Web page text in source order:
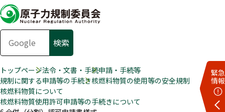
緊急
情報
トップページ法令・文書・手続申請・手続等
規制に関する申請等の手続き核燃料物質の使用等の安全規制
核燃料物質について
核燃料物質使用許可申請等の手続きについて